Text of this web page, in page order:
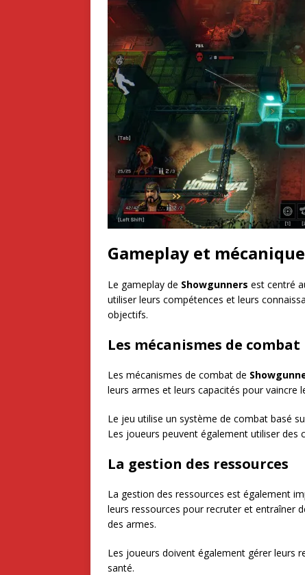
Gameplay et
Le gameplay de Showgunners est centré
utiliser leurs compétences et leurs
objectifs.
Les mécanismes de combat
Les mécanismes de combat de
leurs armes et leurs capacités pour vaincre
Le jeu utilise un système de combat basé
Les joueurs peuvent également utiliser des
La gestion des ressources
La gestion des ressources est également
leurs ressources pour recruter et entraîner
des armes.
Les joueurs doivent également gérer leurs
santé.